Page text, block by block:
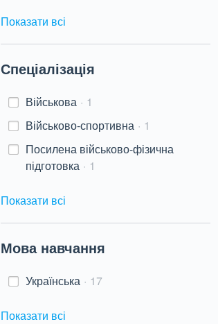
Показати всі
Спеціалізація
Військова
1
Військово-спортивна
1
Посилена військово-фізична
підготовка
1
Показати всі
Мова навчання
Українська 17
Показати всі